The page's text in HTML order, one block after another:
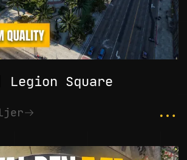
Legion Square
...